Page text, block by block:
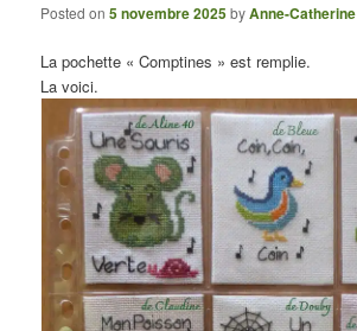
Posted on5 novembre 2025byAnne-Catherine
La pochette « Comptines » est remplie.
La voici.